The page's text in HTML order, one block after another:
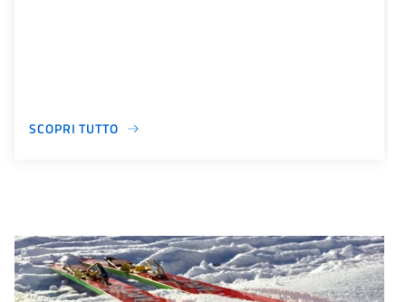
SCOPRI TUTTO